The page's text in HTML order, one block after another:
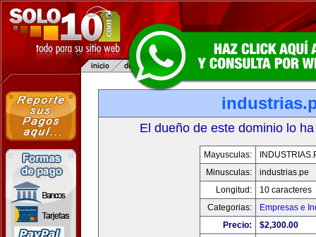
El dueño de este dominio lo
Mayusculas:
Minusculas:
industrias.pe
Longitud:
10 caracteres
Categorias:
Empresas e
Precio:
$2,300.00